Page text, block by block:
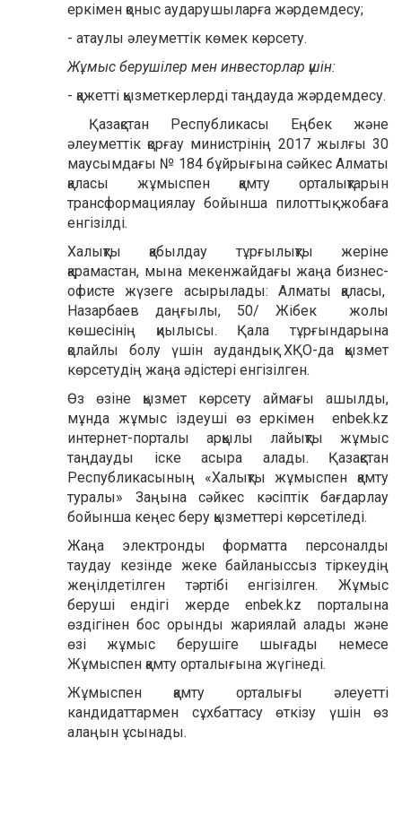
еркімен қоныс аударушыларға жәрдемдесу;
- атаулы әлеуметтік көмек көрсету.
Жұмыс берушілер мен инвесторлар үшін:
- қажетті қызметкерлерді таңдауда жәрдемдесу.
Қазақстан Республикасы Еңбек және
әлеуметтік қорғау министрінің 2017 жылғы 30
маусымдағы № 184 бұйрығына сәйкес Алматы
қаласы жұмыспен қамту орталықтарын
трансформациялау бойынша пилоттық жобаға
енгізілді.
Халықты қабылдау тұрғылықты жеріне
қарамастан, мына мекенжайдағы жаңа бизнес-
офисте жүзеге асырылады: Алматы қаласы,
Назарбаев даңғылы, 50/ Жібек жолы
көшесінің қиылысы. Қала тұрғындарына
қолайлы болу үшін аудандық ХҚО-да қызмет
көрсетудің жаңа әдістері енгізілген.
Өз өзіне қызмет көрсету аймағы ашылды,
мұнда жұмыс іздеуші өз еркімен enbek.kz
интернет-порталы арқылы лайықты жұмыс
таңдауды іске асыра алады. Қазақстан
Республикасының «Халықты жұмыспен қамту
туралы» Заңына сәйкес кәсіптік бағдарлау
бойынша кеңес беру қызметтері көрсетіледі.
Жаңа электронды форматта персоналды
таудау кезінде жеке байланыссыз тіркеудің
жеңілдетілген тәртібі енгізілген. Жұмыс
беруші ендігі жерде enbek.kz порталына
өздігінен бос орынды жариялай алады және
өзі жұмыс берушіге шығады немесе
Жұмыспен қамту орталығына жүгінеді.
Жұмыспен қамту орталығы әлеуетті
кандидаттармен сұхбаттасу өткізу үшін өз
алаңын ұсынады.